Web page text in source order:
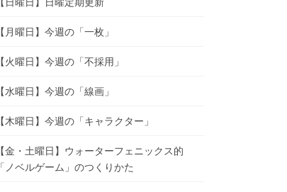
【月曜日】今週の「一枚」
【火曜日】今週の「不採用」
【水曜日】今週の「線画」
【木曜日】今週の「キャラクター」
【金・土曜日】ウォーターフェニックス的
「ノベルゲーム」のつくりかた